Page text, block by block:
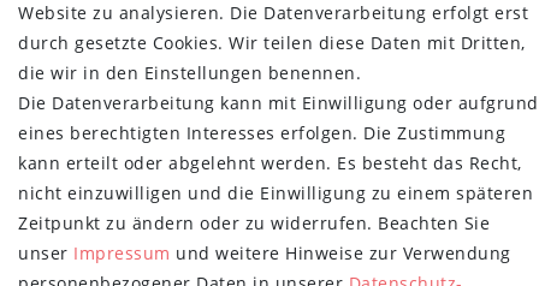
Versand- und Zahlungsbedingungen
NEWSLETTER
Hiermit bestätige ich, dass ich die Daten­schutz­erklärunggelesen habe.
Website zu analysieren. Die Datenverarbeitung erfolgt erst
durch gesetzte Cookies. Wir teilen diese Daten mit Dritten,
die wir in den Einstellungen benennen.
Die Datenverarbeitung kann mit Einwilligung oder aufgrund
eines berechtigten Interesses erfolgen. Die Zustimmung
kann erteilt oder abgelehnt werden. Es besteht das Recht,
nicht einzuwilligen und die Einwilligung zu einem späteren
Zeitpunkt zu ändern oder zu widerrufen. Beachten Sie
unser Impressum und weitere Hinweise zur Verwendung